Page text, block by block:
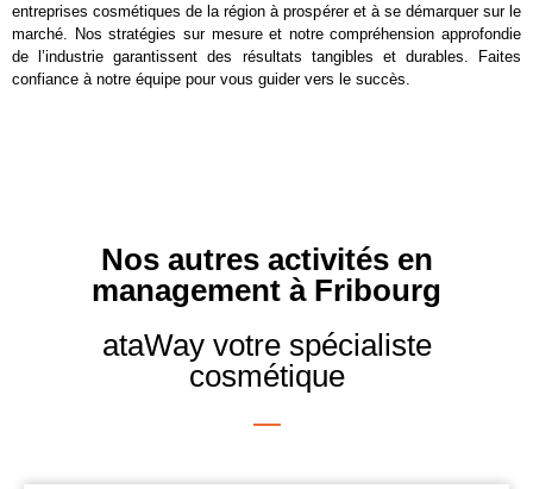
entreprises cosmétiques de la région à prospérer et à se démarquer sur le
marché. Nos stratégies sur mesure et notre compréhension approfondie
de l’industrie garantissent des résultats tangibles et durables. Faites
confiance à notre équipe pour vous guider vers le succès.
Nos autres activités en
management à Fribourg
ataWay votre spécialiste
cosmétique